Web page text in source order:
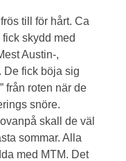
till för hårt. Ca
skydd med
Austin-,
De fick böja sig
från roten när de
snöre.
skall de väl
sommar. Alla
med MTM. Det